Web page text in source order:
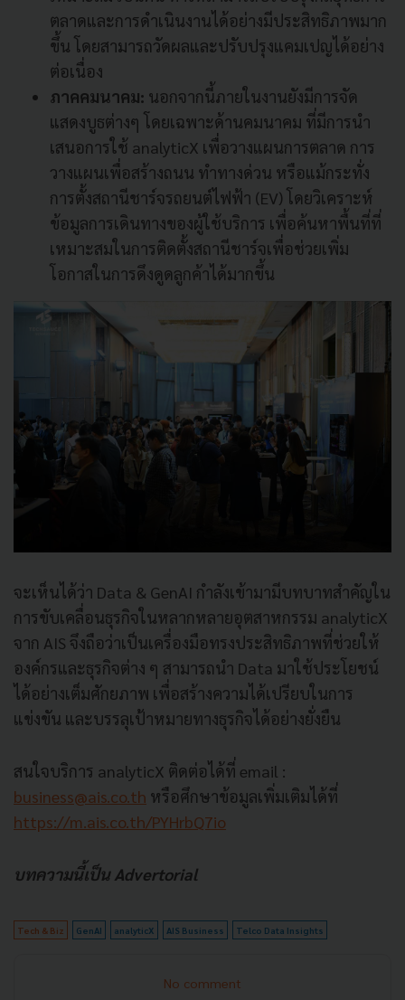
ตลาดและการดำเนินงานได้อย่างมีประสิทธิภาพมาก
ขึ้น โดยสามารถวัดผลและปรับปรุงแคมเปญได้อย่าง
ต่อเนื่อง
ภาคคมนาคม: นอกจากนี้ภายในงานยังมีการจัด
แสดงบูธต่างๆ โดยเฉพาะด้านคมนาคม ที่มีการนำ
เสนอการใช้ analyticX เพื่อวางแผนการตลาด การ
วางแผนเพื่อสร้างถนน ทำทางด่วน หรือแม้กระทั่ง
การตั้งสถานีชาร์จรถยนต์ไฟฟ้า (EV) โดยวิเคราะห์
ข้อมูลการเดินทางของผู้ใช้บริการ เพื่อค้นหาพื้นที่ที่
เหมาะสมในการติดตั้งสถานีชาร์จเพื่อช่วยเพิ่ม
โอกาสในการดึงดูดลูกค้าได้มากขึ้น
จะเห็นได้ว่า Data & GenAI กำลังเข้ามามีบทบาทสำคัญใน
การขับเคลื่อนธุรกิจในหลากหลายอุตสาหกรรม analyticX
จาก AIS จึงถือว่าเป็นเครื่องมือทรงประสิทธิภาพที่ช่วยให้
องค์กรและธุรกิจต่าง ๆ สามารถนำ Data มาใช้ประโยชน์
ได้อย่างเต็มศักยภาพ เพื่อสร้างความได้เปรียบในการ
แข่งขัน และบรรลุเป้าหมายทางธุรกิจได้อย่างยั่งยืน
สนใจบริการ analyticX ติดต่อได้ที่ email :
business@ais.co.th หรือศึกษาข้อมูลเพิ่มเติมได้ที่
https://m.ais.co.th/PYHrbQ7io
บทความนี้เป็น Advertorial
Tech & Biz GenAI analyticX AIS Business Telco Data Insights
No comment